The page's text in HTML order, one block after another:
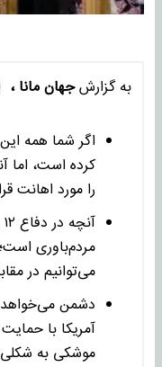
به گزارشجهان مانا ،
اگر شما همه
کرده است، اما
را مورد اهانت
مردم‌باوری
می‌توانیم در
آمریکا با
موشکی به